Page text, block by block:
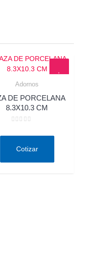
Adornos
DE PORCELANA
8.3X10.3 CM
deCotizar